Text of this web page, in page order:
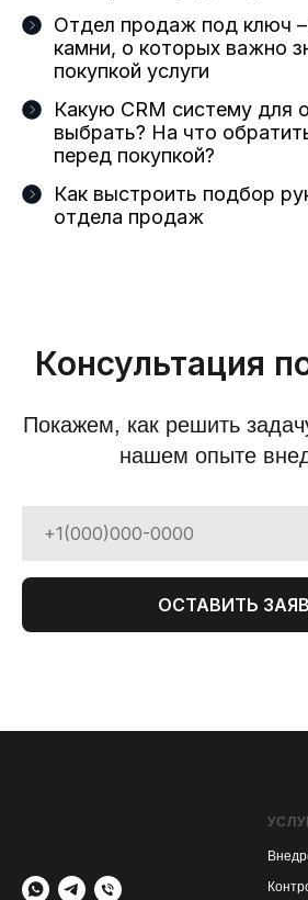
Отдел продаж под ключ
камни, о которых важно
покупкой услуги
Какую CRM систему для
выбрать? На что
перед покупкой?
Как выстроить подбор
отдела продаж
Консультация
Покажем, как решить
нашем опыте
ОСТАВИТЬ